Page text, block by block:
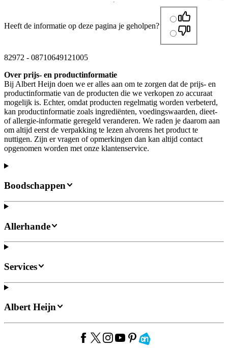
Heeft de informatie op deze pagina je geholpen?
82972 - 08710649121005
Over prijs- en productinformatie
Bij Albert Heijn doen we er alles aan om te zorgen dat de prijs- en
productinformatie van de producten die we verkopen zo accuraat
mogelijk is. Echter, omdat producten regelmatig worden verbeterd,
kan productinformatie zoals ingrediënten, voedingswaarden, dieet-
of allergie-informatie geregeld veranderen. We raden je daarom aan
om altijd eerst de verpakking te lezen alvorens het product te
nuttigen. Zijn er vragen of opmerkingen dan kan altijd contact
opgenomen worden met onze klantenservice.
Boodschappen
Allerhande
Services
Albert Heijn